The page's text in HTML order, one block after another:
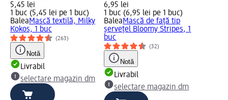
5,45 lei
1 buc (5,45 lei pe 1 buc)
BaleaMască textilă, Milky
Kokos, 1 buc
(263)
Notă
Livrabil
selectare magazin dm
6,95 lei
1 buc (6,95 lei pe 1 buc)
BaleaMască de față tip
șervețel Bloomy Stripes, 1
buc
(32)
Notă
Livrabil
selectare magazin dm